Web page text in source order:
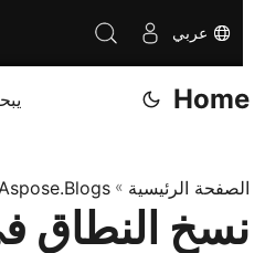
عربي
Home
الصفحة الرئيسية»
Aspose.Blogs